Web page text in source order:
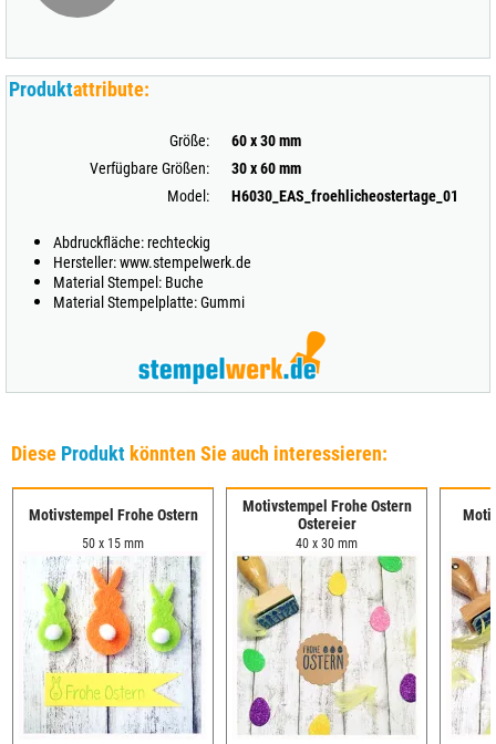
Produktattribute:
Größe:
60 x 30 mm
Verfügbare Größen:
30 x 60 mm
Model:
H6030_EAS_froehlicheostertage_01
Abdruckfläche: rechteckig
Hersteller: www.stempelwerk.de
Material Stempel: Buche
Material Stempelplatte: Gummi
Diese Produkt könnten Sie auch interessieren:
Motivstempel Frohe Ostern
50 x 15 mm
Motivstempel Frohe Ostern
Ostereier
40 x 30 mm